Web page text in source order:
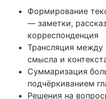
Формирование
— заметки,
корреспонденция
Трансляция между
смысла и
Суммаризация
подчёркиванием
Решения на